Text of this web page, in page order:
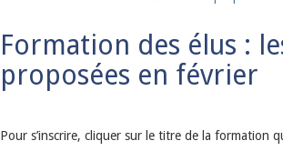
Formation des élus :
proposées en février
Pour s’inscrire, cliquer sur le titre de la formation